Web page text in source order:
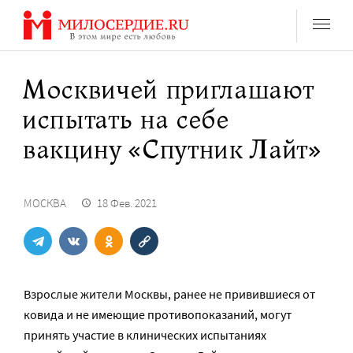
Перейти
содержанию
Москвичей приглашают
испытать на себе
вакцину «Спутник Лайт»
МОСКВА 18 Фев. 2021
Взрослые жители Москвы, ранее не привившиеся от
ковида и не имеющие противопоказаний, могут
принять участие в клинических испытаниях